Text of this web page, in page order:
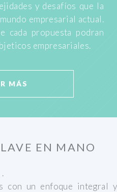
y desafíos que la
empresarial actual.
cada propuesta podran
empresariales.
MÁS
EN MANO
.
con un enfoque integral y